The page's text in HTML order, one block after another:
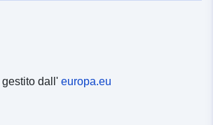
dall' europa.eu